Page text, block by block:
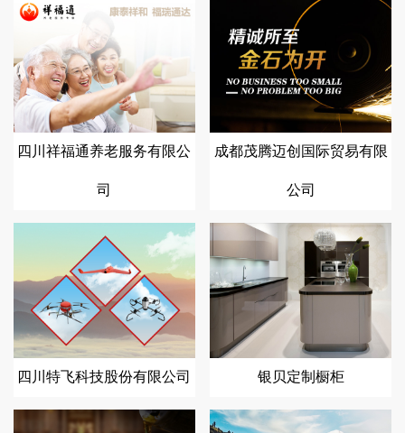
四川祥福通养老服务有限公
司
成都茂腾迈创国际贸易有限
公司
四川特飞科技股份有限公司 银贝定制橱柜